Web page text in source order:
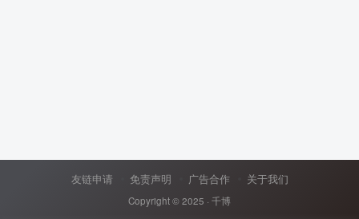
友链申请 免责声明 广告合作 关于我们
Copyright © 2025 · 千博